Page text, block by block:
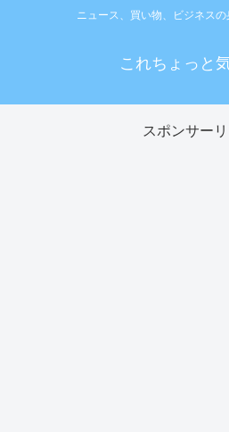
ニュース、買い物、ビジネス
これちょっと
スポンサー